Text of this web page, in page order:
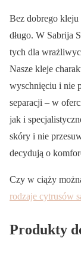
Bez dobrego kleju
długo. W Sabrija
tych dla
Nasze kleje
wyschnięciu i nie
separacji – w
jak i
skóry i nie
decydują o
Czy w ciąży
rodzaje cytrusów
Produkty